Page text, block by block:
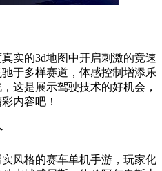
实的3d地图中开启刺激的竞速
于多样赛道，体感控制增添乐
这是展示驾驶技术的好机会，
内容吧！
风格的赛车单机手游，玩家化